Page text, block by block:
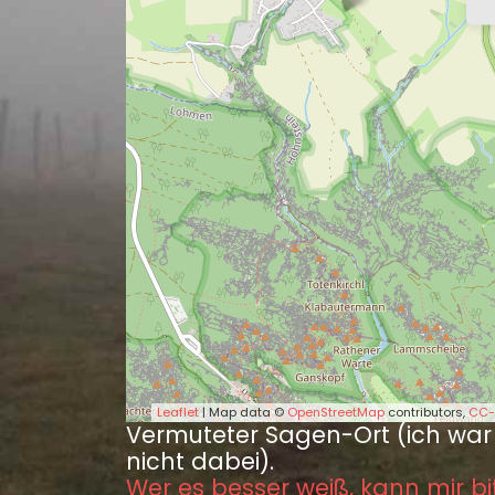
Leaflet| Map data ©OpenStreetMapcontributors,CC-
Vermuteter Sagen-Ort (ich
nicht dabei).
Wer es besser weiß, kann mir